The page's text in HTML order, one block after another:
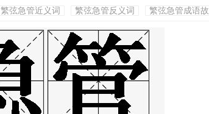
繁弦急管近义词 繁弦急管反义词 繁弦急管成语